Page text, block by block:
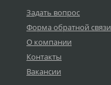
Задать вопрос
Форма обратной связи
О компании
Контакты
Вакансии